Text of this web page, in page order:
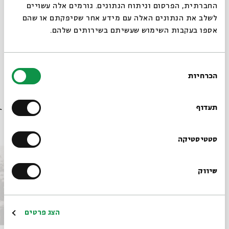
החברתית, הפרסום וניתוח הנתונים. גורמים אלה עשויים
לשלב את הנתונים האלה עם מידע אחר שסיפקתם או שהם
אספו בעקבות השימוש שעשיתם בשירותים שלהם.
הסכמה
הכרחיות
תעדוף
סטטיסטיקה
שיווק
הצג פרטים
שיתוף הוספה ליומן הרשמה לאירועים דומים